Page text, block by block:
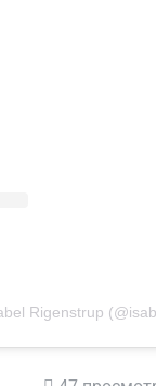
Rigenstrup